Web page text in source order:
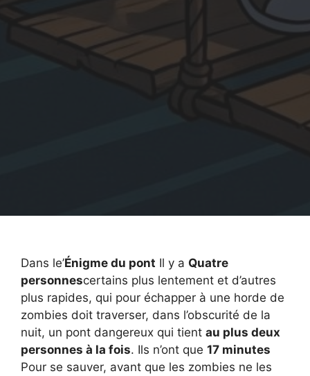
Dans le’Énigme du pont Il y a Quatre
personnescertains plus lentement et d’autres
plus rapides, qui pour échapper à une horde de
zombies doit traverser, dans l’obscurité de la
nuit, un pont dangereux qui tient au plus deux
personnes à la fois. Ils n’ont que 17 minutes
Pour se sauver, avant que les zombies ne les